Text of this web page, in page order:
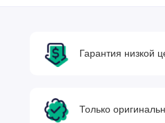
Гарантия низкой
Только